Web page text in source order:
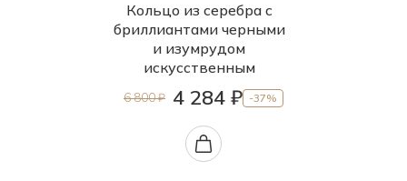
Кольцо из серебра с
бриллиантами черными
и изумрудом
искусственным
6 800 ₽ 4 284 ₽ -37%